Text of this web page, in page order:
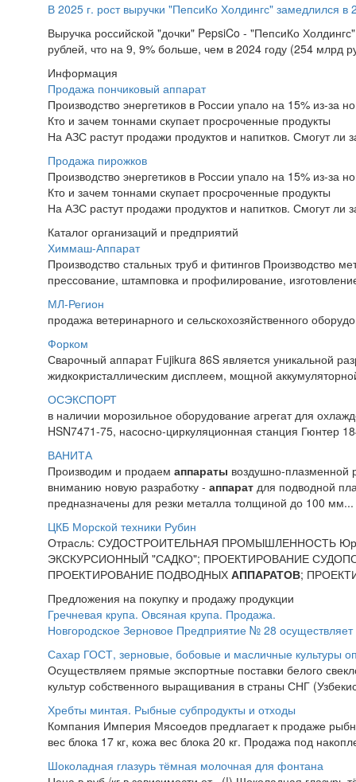
В 2025 г. рост выручки "ПепсиКо Холдингс" замедлился в
Выручка российской "дочки" PepsiCo - "ПепсиКо
рублей, что на 9, 9% больше, чем в 2024 году (254 млрд
Информация
Продажа пончиковый аппарат
Производство энергетиков в России упало на 15% из-за
Кто и зачем тоннами скупает просроченные продукты
На АЗС растут продажи продуктов и напитков. Смогут ли
Продажа пирожков
Производство энергетиков в России упало на 15% из-за
Кто и зачем тоннами скупает просроченные продукты
На АЗС растут продажи продуктов и напитков. Смогут ли
Каталог организаций и предприятий
Химмаш-Аппарат
Производство стальных труб и фитингов Производство
прессование, штамповка и профилирование,
МЛ-Регион
продажа ветеринарного и сельскохозяйственного
Форком
Сварочный аппарат Fujikura 86S является уникальной
жидкокристаллическим дисплеем, мощной
ОСЭКСПОРТ
в наличии морозильное оборудование агрегат для
HSN7471-75, насосно-циркуляционная станция Гюнтер
ВАНИТА
Производим и продаем аппараты воздушно-плазменной
вниманию новую разработку - аппарат для подводной
предназначены для резки металла толщиной до 100 мм...
ЦКБ Морской техники Рубин
Отрасль: СУДОСТРОИТЕЛЬНАЯ ПРОМЫШЛЕННОСТЬ
ЭКСКУРСИОННЫЙ "САДКО"; ПРОЕКТИРОВАНИЕ
ПРОЕКТИРОВАНИЕ ПОДВОДНЫХ АППАРАТОВ;
Предложения на покупку и продажу продукции
Гречневая крупа. Овсяная крупа. Продажа.
Новгородское Зерновое Предприятие № 28
Сахар ГОСТ, зерновые, бобовые и масличные культуры
Осуществляем прямые экспортные поставки белого
культур собственного выращивания в страны СНГ
Хребты минтая. Рыбные субпродукты и отходы
Компания Империя Мясоедов предлагает к продаже
вес блока 17 кг, кожа вес блока 20 кг. Продажа под
Шоколадная глазурь тёмная молочная для фонтана